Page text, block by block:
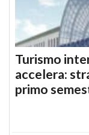
Turismo
accelera:
primo